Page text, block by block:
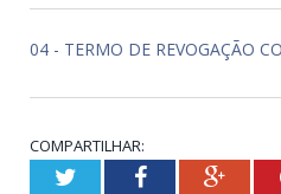
04 - TERMO DE REVOGAÇÃO
COMPARTILHAR:
TwitterFacebook